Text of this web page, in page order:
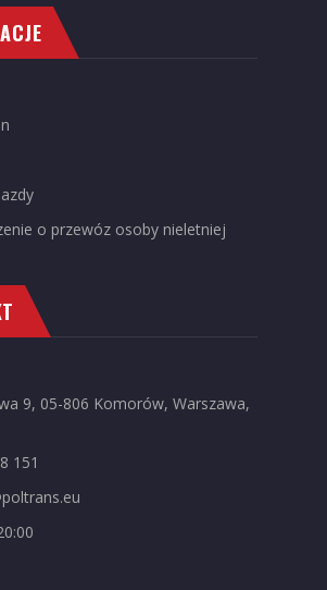
o przewóz osoby nieletniej
9, 05-806 Komorów, Warszawa,
151